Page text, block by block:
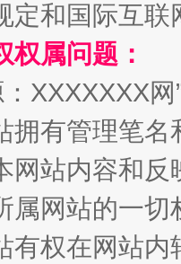
定和国际互
权属问题：
XXXXXXX
拥有管理笔
网站内容和
属网站的一
有权在网站